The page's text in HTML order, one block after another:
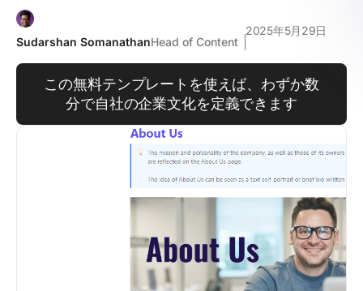
Sudarshan SomanathanHead of Content
2025年5月29日
この無料テンプレートを使えば、わずか数
分で自社の企業文化を定義できます